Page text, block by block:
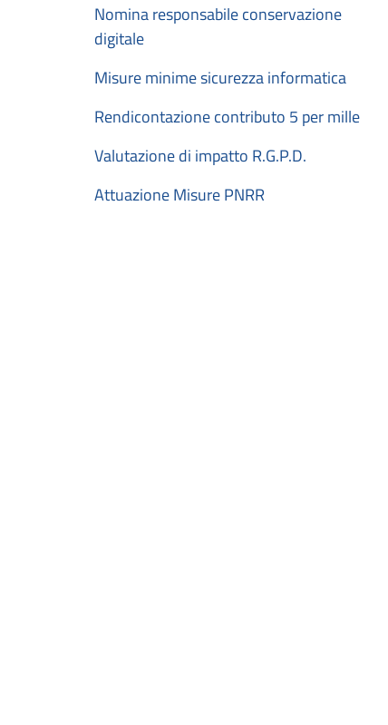
Nomina responsabile conservazione
digitale
Misure minime sicurezza informatica
Rendicontazione contributo 5 per mille
Valutazione di impatto R.G.P.D.
Attuazione Misure PNRR